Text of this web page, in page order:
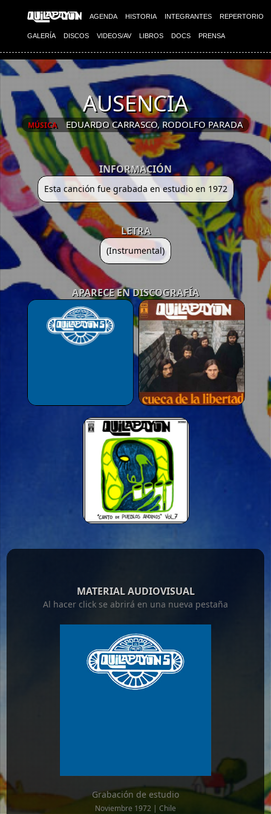
AGENDA HISTORIA INTEGRANTES REPERTORIO
GALERÍA DISCOS VIDEOS/AV LIBROS DOCS PRENSA
AUSENCIA
MÚSICA EDUARDO CARRASCO,RODOLFO PARADA
INFORMACIÓN
Esta canción fue grabada en estudio en 1972
LETRA
(Instrumental)
APARECE EN DISCOGRAFÍA
MATERIAL AUDIOVISUAL
Al hacer click se abrirá en una nueva pestaña
Grabación de estudio
Noviembre 1972 | Chile